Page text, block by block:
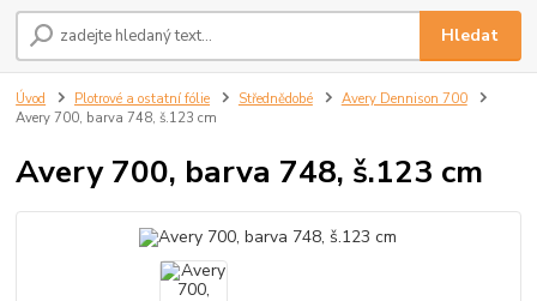
Hledat
Úvod Plotrové a ostatní fólie Střednědobé
Avery Dennison 700
Avery 700, barva 748, š.123 cm
Avery 700, barva 748, š.123 cm